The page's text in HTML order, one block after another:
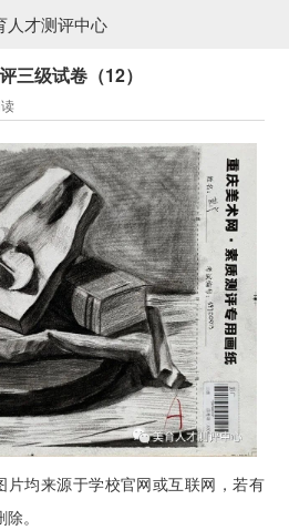
人才测评中心
三级试卷（12）
片均来源于学校官网或互联网，若有
。